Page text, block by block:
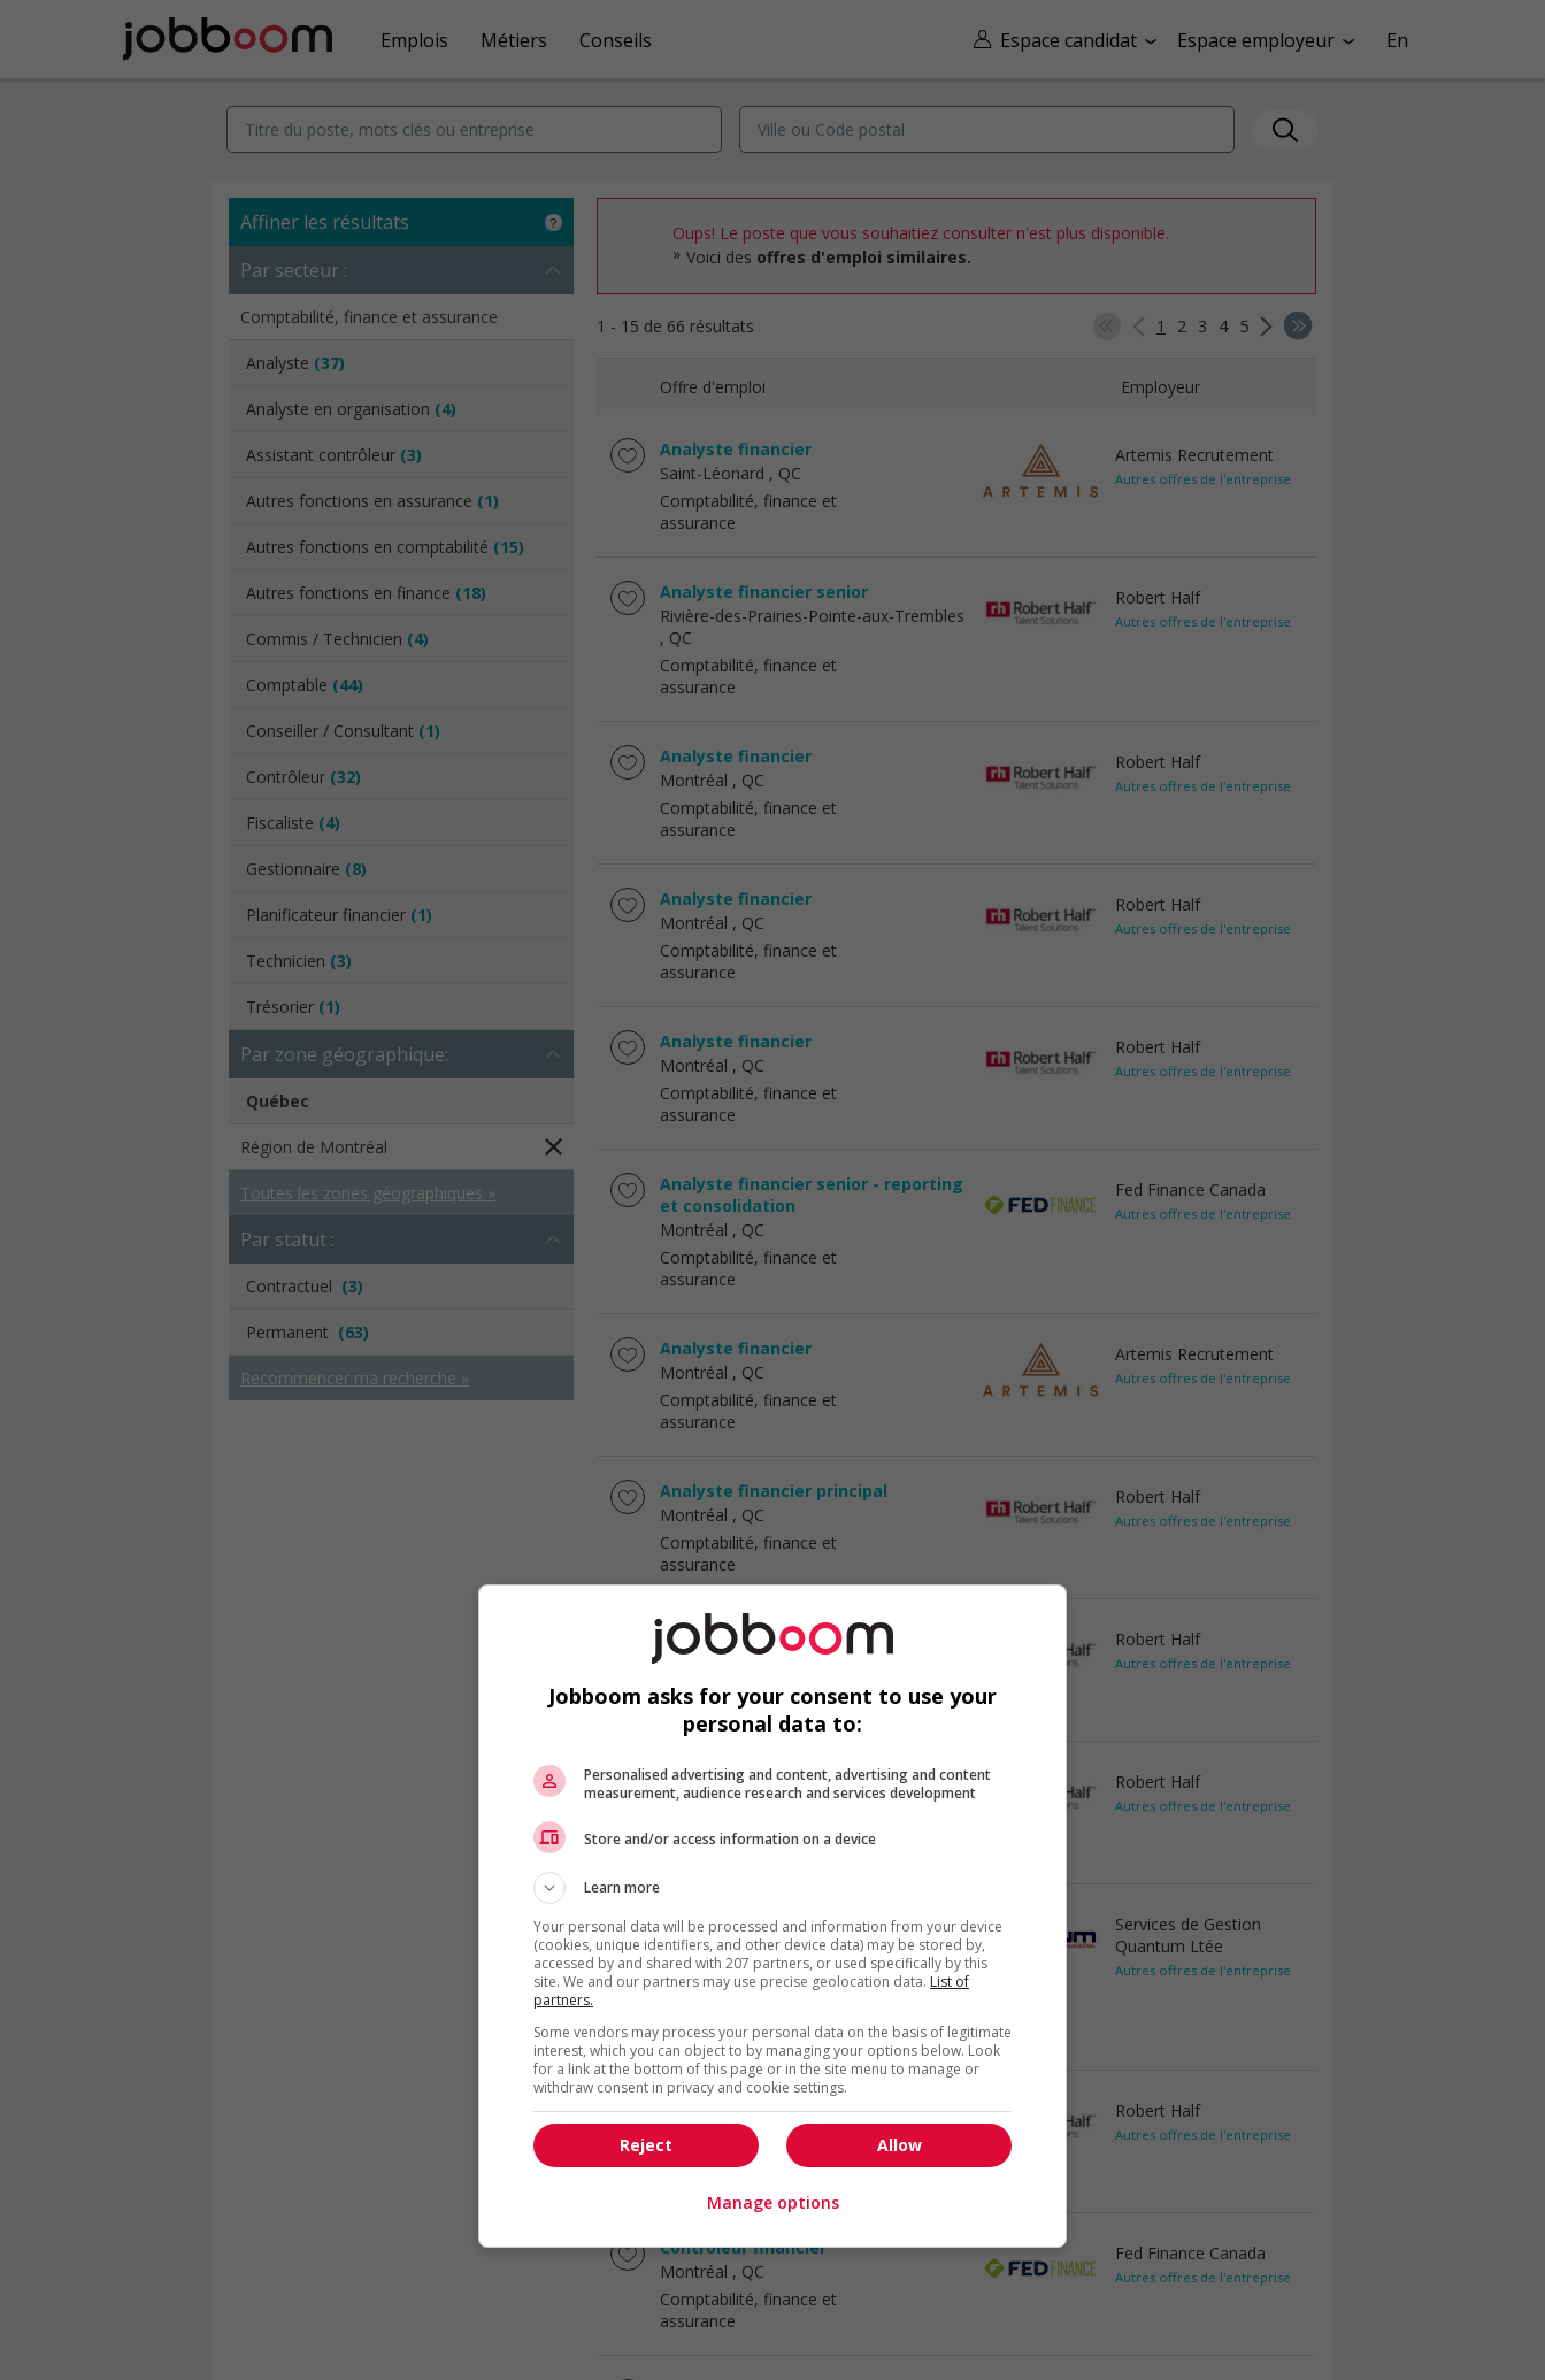
Espace candidat Espace employeur En
Emplois Métiers Conseils
Affiner les résultats
Par secteur :
Comptabilité, finance et assurance
Analyste (37)
Analyste en organisation (4)
Assistant contrôleur (3)
Autres fonctions en assurance (1)
Autres fonctions en comptabilité (15)
Autres fonctions en finance (18)
Commis / Technicien (4)
Comptable (44)
Conseiller / Consultant (1)
Contrôleur (32)
Fiscaliste (4)
Gestionnaire (8)
Planificateur financier (1)
Technicien (3)
Trésorier (1)
Par zone géographique:
Québec
Région de Montréal
Toutes les zones géographiques »
Par statut :
Contractuel (3)
Permanent (63)
Recommencer ma recherche »
Oups! Le poste que vous souhaitiez consulter n'est plus disponible.
Voici des offres d'emploi similaires.
1 - 15 de 66 résultats 1 2 3 4 5
Offre d'emploi Employeur
Analyste financier
Saint-Léonard , QC
Comptabilité, finance et
assurance
Artemis Recrutement
Autres offres de l'entreprise
Analyste financier senior
Rivière-des-Prairies-Pointe-aux-Trembles
, QC
Comptabilité, finance et
assurance
Robert Half
Autres offres de l'entreprise
Analyste financier
Montréal , QC
Comptabilité, finance et
assurance
Robert Half
Autres offres de l'entreprise
Analyste financier
Montréal , QC
Comptabilité, finance et
assurance
Robert Half
Autres offres de l'entreprise
Analyste financier
Montréal , QC
Comptabilité, finance et
assurance
Robert Half
Autres offres de l'entreprise
Analyste financier senior - reporting
et consolidation
Montréal , QC
Comptabilité, finance et
assurance
Fed Finance Canada
Autres offres de l'entreprise
Analyste financier
Montréal , QC
Comptabilité, finance et
assurance
Artemis Recrutement
Autres offres de l'entreprise
Analyste financier principal
Montréal , QC
Comptabilité, finance et
assurance
Robert Half
Autres offres de l'entreprise
Analyste financier principal
Montréal, QC
Comptabilité, finance et
assurance
Robert Half
Autres offres de l'entreprise
Analyste financier principal
Montréal / Saint Laurent, QC
Comptabilité, finance et
assurance
Robert Half
Autres offres de l'entreprise
Analyste financier – hybride 2 jours à
distance / financial analyst – hybrid 2
days from home
Saint-Laurent , QC
assurance
Services de Gestion
Quantum Ltée
Autres offres de l'entreprise
Saint-Laurent
, QC
Comptabilité, finance et
Robert Half
Autres offres de l'entreprise
Contrôleur financier
Montréal , QC
Comptabilité, finance et
assurance
Fed Finance Canada
Autres offres de l'entreprise
Jobboom asks for your consent to use your
personal data to:
Personalised advertising and content, advertising and content
measurement, audience research and services development
Store and/or access information on a device
Learn more
Your personal data will be processed and information from your device
(cookies, unique identifiers, and other device data) may be stored by,
accessed by and shared with 207 partners, or used specifically by this
site. We and our partners may use precise geolocation data. List of
partners.
Some vendors may process your personal data on the basis of legitimate
interest, which you can object to by managing your options below. Look
for a link at the bottom of this page or in the site menu to manage or
withdraw consent in privacy and cookie settings.
Allow
Reject
Manage options